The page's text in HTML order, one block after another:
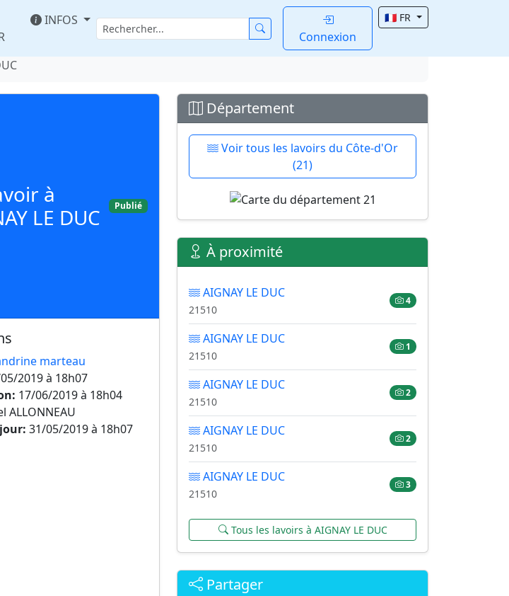
INFOS
Connexion
🇫🇷 FR
à
LE DUC
Publié
marteau
2019 à 18h07
17/06/2019 à 18h04
ALLONNEAU
31/05/2019 à 18h07
Département
Voir tous les lavoirs du Côte-d'Or
(21)
À proximité
AIGNAY LE DUC
21510
4
AIGNAY LE DUC
21510
1
AIGNAY LE DUC
21510
2
AIGNAY LE DUC
21510
2
AIGNAY LE DUC
21510
3
Tous les lavoirs à AIGNAY LE DUC
Partager